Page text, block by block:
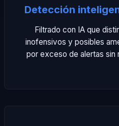
Detección
Filtrado con IA que
inofensivos y posibles
por exceso de alertas sin